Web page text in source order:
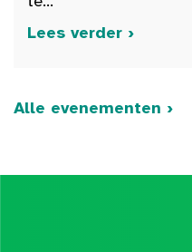
Lees verder ›
Alle evenementen ›